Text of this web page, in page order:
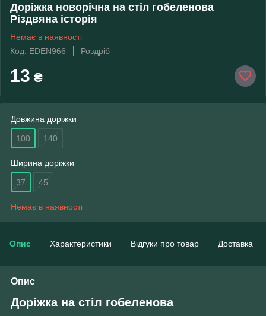
Доріжка новорічна на стіл гобеленова
Різдвяна історія
Немає в наявності
Код: EDEN966
Роздріб
13 ₴
Довжина доріжки
100 140
Ширина доріжки
37 45
Немає в наявності
Опис Характеристики Відгуки про товар Доставка
Опис
Доріжка на стіл гобеленова